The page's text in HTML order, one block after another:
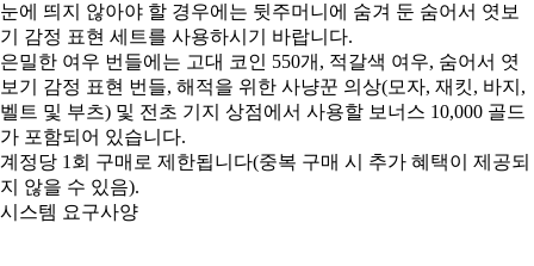
눈에 띄지 않아야 할 경우에는 뒷주머니에 숨겨 둔 숨어서 엿보
기 감정 표현 세트를 사용하시기 바랍니다.
은밀한 여우 번들에는 고대 코인 550개, 적갈색 여우, 숨어서 엿
보기 감정 표현 번들, 해적을 위한 사냥꾼 의상(모자, 재킷, 바지,
벨트 및 부츠) 및 전초 기지 상점에서 사용할 보너스 10,000 골드
가 포함되어 있습니다.
계정당 1회 구매로 제한됩니다(중복 구매 시 추가 혜택이 제공되
지 않을 수 있음).
시스템 요구사양